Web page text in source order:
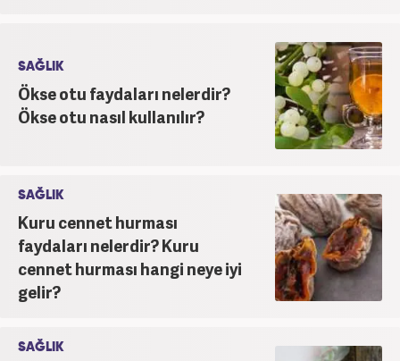
SAĞLIK
Ökse otu faydaları nelerdir?
Ökse otu nasıl kullanılır?
SAĞLIK
Kuru cennet hurması
faydaları nelerdir? Kuru
cennet hurması hangi neye iyi
gelir?
SAĞLIK